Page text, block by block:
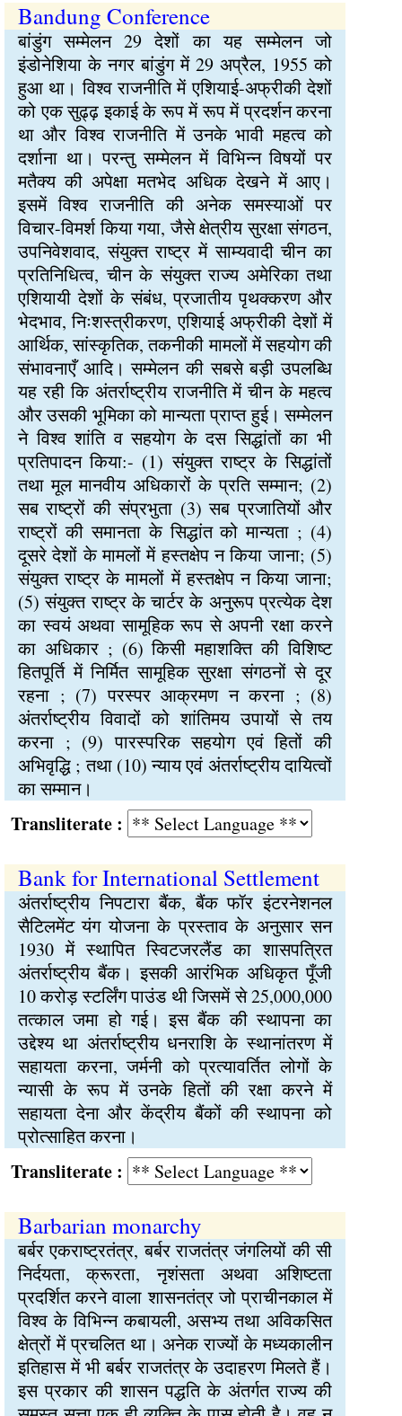
Bandung Conference
बांडुंग सम्मेलन 29 देशों का यह सम्मेलन जो
इंडोनेशिया के नगर बांडुंग में 29 अप्रैल, 1955 को
हुआ था। विश्व राजनीति में एशियाई-अफ्रीकी देशों
को एक सुढ्ढ़ इकाई के रूप में रूप में प्रदर्शन करना
था और विश्व राजनीति में उनके भावी महत्व को
दर्शाना था। परन्तु सम्मेलन में विभिन्न विषयों पर
मतैक्य की अपेक्षा मतभेद अधिक देखने में आए।
इसमें विश्व राजनीति की अनेक समस्याओं पर
विचार-विमर्श किया गया, जैसे क्षेत्रीय सुरक्षा संगठन,
उपनिवेशवाद, संयुक्त राष्ट्र में साम्यवादी चीन का
प्रतिनिधित्व, चीन के संयुक्त राज्य अमेरिका तथा
एशियायी देशों के संबंध, प्रजातीय पृथक्करण और
भेदभाव, निःशस्त्रीकरण, एशियाई अफ्रीकी देशों में
आर्थिक, सांस्कृतिक, तकनीकी मामलों में सहयोग की
संभावनाएँ आदि। सम्मेलन की सबसे बड़ी उपलब्धि
यह रही कि अंतर्राष्ट्रीय राजनीति में चीन के महत्व
और उसकी भूमिका को मान्यता प्राप्त हुई। सम्मेलन
ने विश्व शांति व सहयोग के दस सिद्धांतों का भी
प्रतिपादन किया:- (1) संयुक्त राष्ट्र के सिद्धांतों
तथा मूल मानवीय अधिकारों के प्रति सम्मान; (2)
सब राष्ट्रों की संप्रभुता (3) सब प्रजातियों और
राष्ट्रों की समानता के सिद्धांत को मान्यता ; (4)
दूसरे देशों के मामलों में हस्तक्षेप न किया जाना; (5)
संयुक्त राष्ट्र के मामलों में हस्तक्षेप न किया जाना;
(5) संयुक्त राष्ट्र के चार्टर के अनुरूप प्रत्येक देश
का स्वयं अथवा सामूहिक रूप से अपनी रक्षा करने
का अधिकार ; (6) किसी महाशक्ति की विशिष्ट
हितपूर्ति में निर्मित सामूहिक सुरक्षा संगठनों से दूर
रहना ; (7) परस्पर आक्रमण न करना ; (8)
अंतर्राष्ट्रीय विवादों को शांतिमय उपायों से तय
करना ; (9) पारस्परिक सहयोग एवं हितों की
अभिवृद्धि ; तथा (10) न्याय एवं अंतर्राष्ट्रीय दायित्वों
का सम्मान।
:
Bank for International Settlement
अंतर्राष्ट्रीय निपटारा बैंक, बैंक फॉर इंटरनेशनल
सैटिलमेंट यंग योजना के प्रस्ताव के अनुसार सन
1930 में स्थापित स्विटजरलैंड का शासपत्रित
अंतर्राष्ट्रीय बैंक। इसकी आरंभिक अधिकृत पूँजी
10 करोड़ स्टर्लिंग पाउंड थी जिसमें से 25,000,000
तत्काल जमा हो गई। इस बैंक की स्थापना का
उद्देश्य था अंतर्राष्ट्रीय धनराशि के स्थानांतरण में
सहायता करना, जर्मनी को प्रत्यावर्तित लोगों के
न्यासी के रूप में उनके हितों की रक्षा करने में
सहायता देना और केंद्रीय बैंकों की स्थापना को
प्रोत्साहित करना।
:
Barbarian monarchy
बर्बर एकराष्ट्रतंत्र, बर्बर राजतंत्र जंगलियों की सी
निर्दयता, क्रूरता, नृशंसता अथवा अशिष्टता
प्रदर्शित करने वाला शासनतंत्र जो प्राचीनकाल में
विश्व के विभिन्न कबायली, असभ्य तथा अविकसित
क्षेत्रों में प्रचलित था। अनेक राज्यों के मध्यकालीन
इतिहास में भी बर्बर राजतंत्र के उदाहरण मिलते हैं।
इस प्रकार की शासन पद्धति के अंतर्गत राज्य की